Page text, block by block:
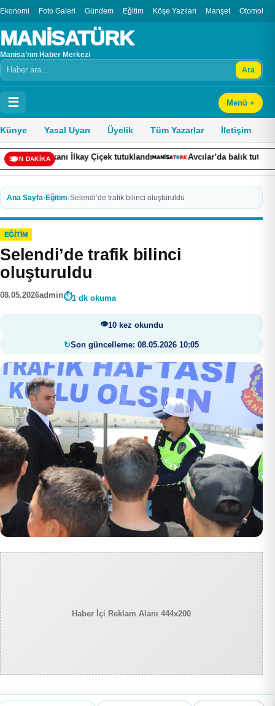
Ekonomi Foto Galeri Gündem Eğitim Köşe Yazıları Manşet Otomobil
MANİSATÜRK
Manisa’nın Haber Merkezi
Arama Ara
☰ Menü +
Künye Yasal Uyarı Üyelik Tüm Yazarlar İletişim
SON DAKİKA
İlkay Çiçek tutuklandı Avcılar’da balık tutarken denize düşen
Ana Sayfa›Eğitim›Selendi’de trafik bilinci oluşturuldu
EĞITIM
Selendi’de trafik bilinci
oluşturuldu
08.05.2026admin 1 dk okuma
10 kez okundu
Son güncelleme: 08.05.2026 10:05
Haber İçi Reklam Alanı 444x200